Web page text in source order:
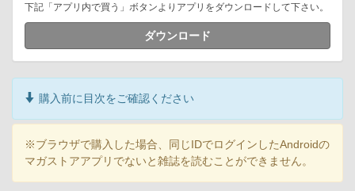
下記「アプリ内で買う」ボタンよりアプリをダウンロードして下さい。
ダウンロード
購入前に目次をご確認ください
※ブラウザで購入した場合、同じIDでログインしたAndroidの
マガストアアプリでないと雑誌を読むことができません。